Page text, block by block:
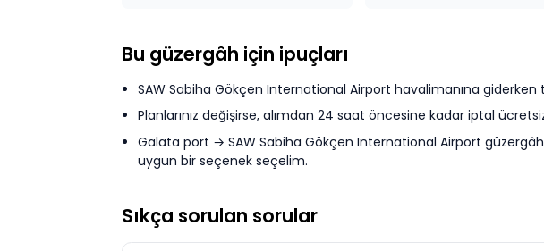
Bu güzergâh için ipuçları
SAW Sabiha Gökçen International Airport havalimanına
Planlarınız değişirse, alımdan 24 saat öncesine kadar iptal
Galata port → SAW Sabiha Gökçen International Airport
uygun bir seçenek seçelim.
Sıkça sorulan sorular